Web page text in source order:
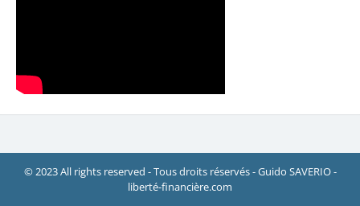
© 2023 All rights reserved - Tous droits réservés - Guido SAVERIO -
liberté-financière.com